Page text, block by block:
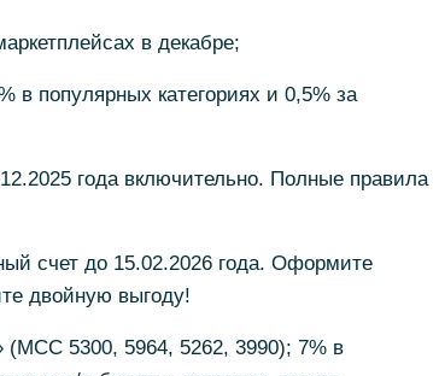
в декабре;
в популярных категориях и 0,5% за
года включительно. Полные правила
счет до 15.02.2026 года. Оформите
двойную выгоду!
(МСС 5300, 5964, 5262, 3990); 7% в